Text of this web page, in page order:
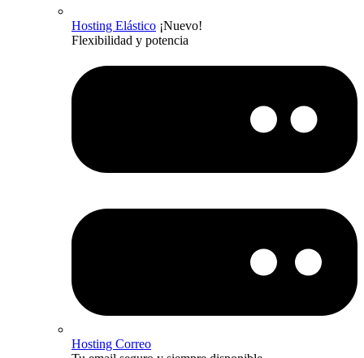
Hosting Elástico ¡Nuevo!
Flexibilidad y potencia
Hosting Correo